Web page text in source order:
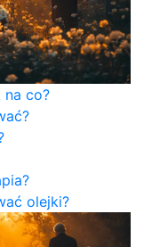
na co?
olejki?